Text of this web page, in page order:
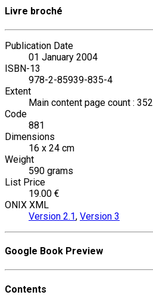
Livre broché
Publication Date
01 January 2004
ISBN-13
978-2-85939-835-4
Extent
Main content page count : 352
Code
881
Dimensions
16 x 24 cm
Weight
590 grams
List Price
19.00 €
ONIX XML
Version 2.1, Version 3
Google Book Preview
Contents